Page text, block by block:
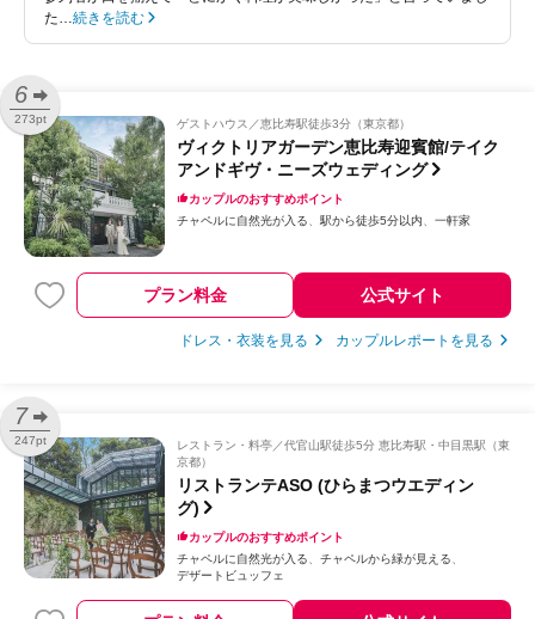
た… 続きを読む
6
273pt ゲストハウス 恵比寿駅徒歩3分（東京都）
ヴィクトリアガーデン恵比寿迎賓館/テイク
アンドギヴ・ニーズウェディング
カップルのおすすめポイント
チャペルに自然光が入る
駅から徒歩5分以内 一軒家
プラン料金 公式サイト
ドレス・衣装を見る カップルレポートを見る
7
247pt レストラン・料亭
代官山駅徒歩5分 恵比寿駅・中目黒駅（東
京都）
リストランテASO (ひらまつウエディン
グ)
カップルのおすすめポイント
チャペルに自然光が入る
チャペルから緑が見える
デザートビュッフェ